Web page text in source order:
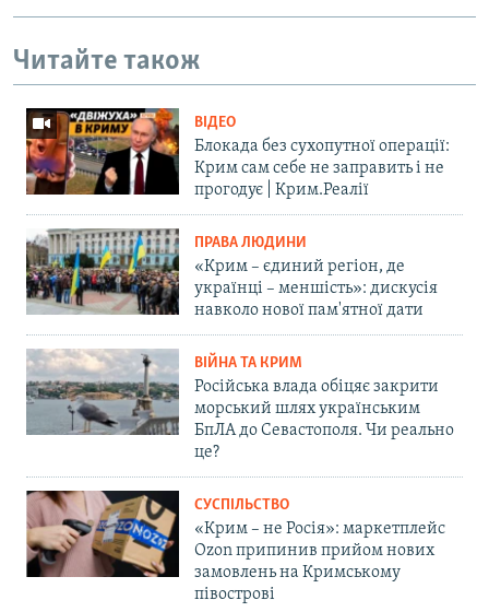
Читайте також
ВІДЕО
Блокада без сухопутної операції:
Крим сам себе не заправить і не
прогодує | Крим.Реалії
ПРАВА ЛЮДИНИ
«Крим – єдиний регіон, де
українці – меншість»: дискусія
навколо нової пам'ятної дати
ВІЙНА ТА КРИМ
Російська влада обіцяє закрити
морський шлях українським
БпЛА до Севастополя. Чи реально
це?
СУСПІЛЬСТВО
«Крим – не Росія»: маркетплейс
Ozon припинив прийом нових
замовлень на Кримському
півострові